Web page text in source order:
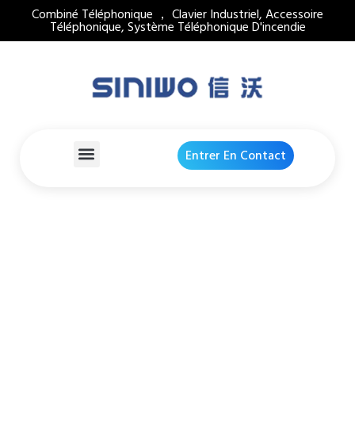
Combiné Téléphonique ， Clavier Industriel, Accessoire
Téléphonique, Système Téléphonique D'incendie
Entrer En Contact